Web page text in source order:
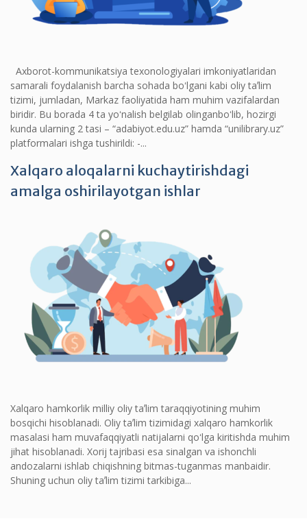
Axborot-kommunikatsiya texonologiyalari imkoniyatlaridan
samarali foydalanish barcha sohada boʻlgani kabi oliy taʼlim
tizimi, jumladan, Markaz faoliyatida ham muhim vazifalardan
biridir. Bu borada 4 ta yoʻnalish belgilab olinganboʻlib, hozirgi
kunda ularning 2 tasi – “adabiyot.edu.uz” hamda “unilibrary.uz”
platformalari ishga tushirildi: -...
Xalqaro aloqalarni kuchaytirishdagi
amalga oshirilayotgan ishlar
Xalqaro hamkorlik milliy oliy taʼlim taraqqiyotining muhim
bosqichi hisoblanadi. Oliy taʼlim tizimidagi xalqaro hamkorlik
masalasi ham muvafaqqiyatli natijalarni qoʻlga kiritishda muhim
jihat hisoblanadi. Xorij tajribasi esa sinalgan va ishonchli
andozalarni ishlab chiqishning bitmas-tuganmas manbaidir.
Shuning uchun oliy taʼlim tizimi tarkibiga...